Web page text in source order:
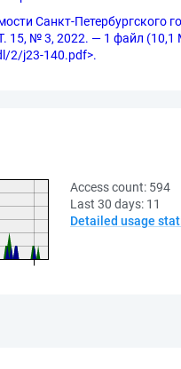
Санкт-Петербургского
15, № 3, 2022. — 1 файл
2/j23-140.pdf>.
Access count: 594
Last 30 days: 11
Detailed usage